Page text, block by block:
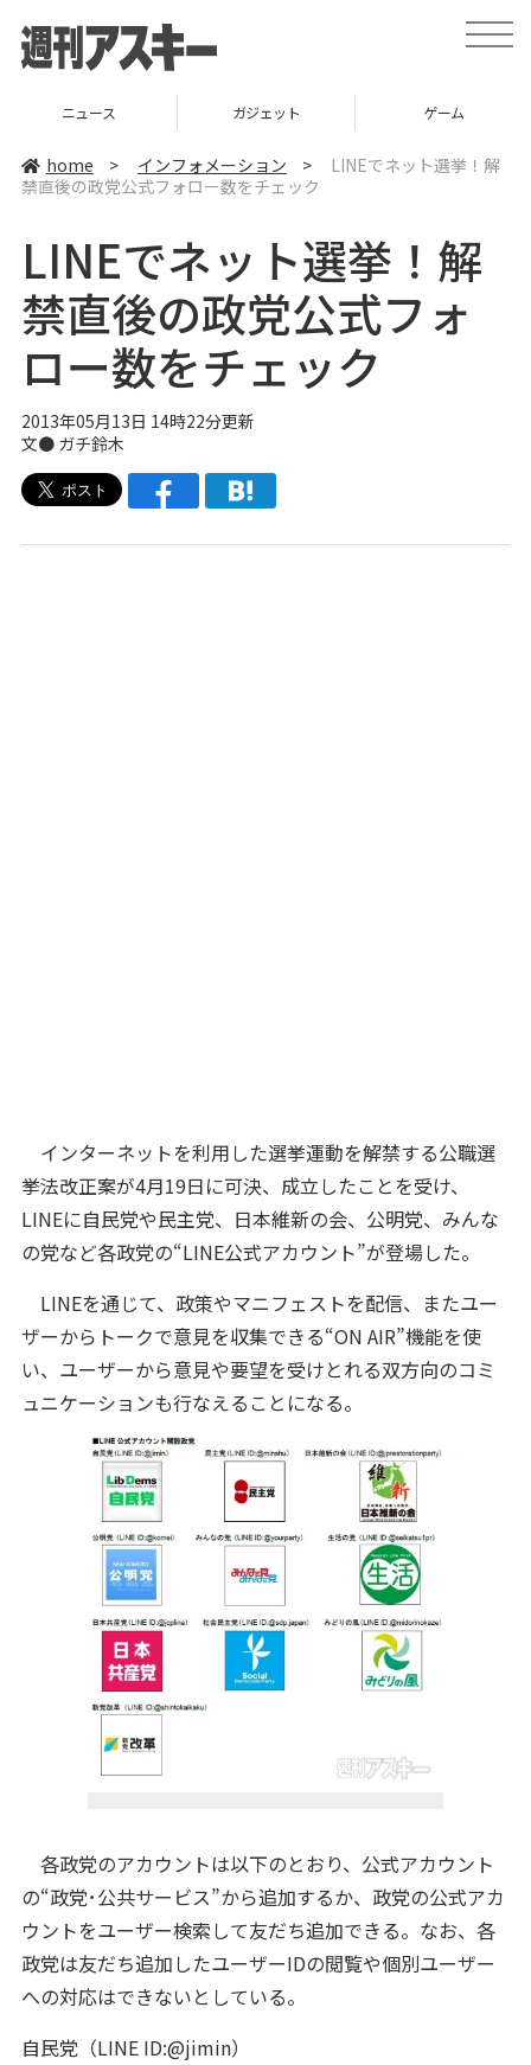
t
o
a
v
ニュース ガジェット ゲーム
home > インフォメーション >
LINEでネット選挙！解
禁直後の政党公式フォロー数をチェック
LINEでネット選挙！解
禁直後の政党公式フォ
ロー数をチェック
2013年05月13日 14時22分更新
文● ガチ鈴木
インターネットを利用した選挙運動を解禁する公職選
挙法改正案が4月19日に可決、成立したことを受け、
LINEに自民党や民主党、日本維新の会、公明党、みんな
の党など各政党の“LINE公式アカウント”が登場した。
LINEを通じて、政策やマニフェストを配信、またユー
ザーからトークで意見を収集できる“ON AIR”機能を使
い、ユーザーから意見や要望を受けとれる双方向のコミ
ュニケーションも行なえることになる。
各政党のアカウントは以下のとおり、公式アカウント
の“政党･公共サービス”から追加するか、政党の公式アカ
ウントをユーザー検索して友だち追加できる。なお、各
政党は友だち追加したユーザーIDの閲覧や個別ユーザー
への対応はできないとしている。
自民党（LINE ID:@jimin）